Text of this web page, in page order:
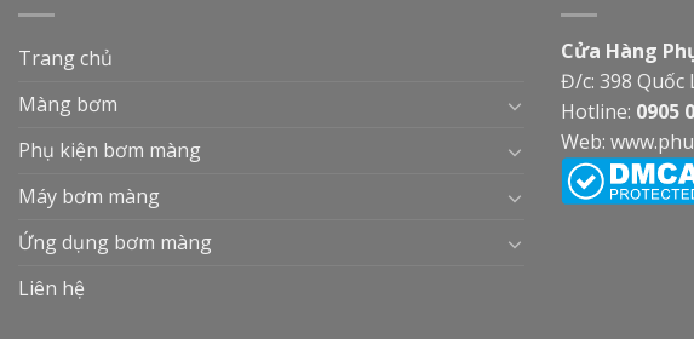
Trang chủ
Màng bơm
Phụ kiện bơm màng
Máy bơm màng
Ứng dụng bơm màng
Liên hệ
Cửa Hàng
Đ/c: 398 Quốc
Hotline: 0905
Web: